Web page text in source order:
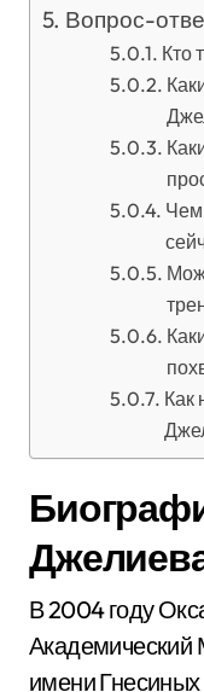
Вопрос-
Кто
Чем
Как
В 2004 году
имени